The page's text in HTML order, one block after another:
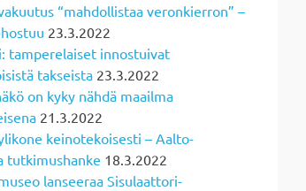
“mahdollistaa veronkierron” –
23.3.2022
tamperelaiset innostuivat
takseista 23.3.2022
on kyky nähdä maailma
21.3.2022
keinotekoisesti – Aalto-
tutkimushanke 18.3.2022
lanseeraa Sisulaattori-